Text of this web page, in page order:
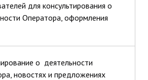
для консультирования о
Оператора, оформления
о деятельности
новостях и предложениях